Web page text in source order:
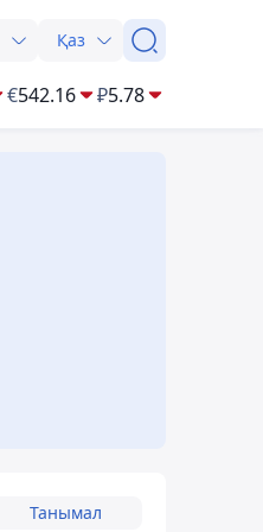
Қаз
€542.16 ₽5.78
Танымал